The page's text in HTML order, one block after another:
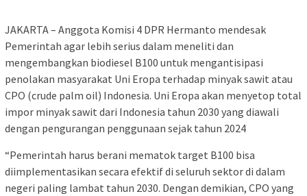
JAKARTA – Anggota Komisi 4 DPR Hermanto mendesak
Pemerintah agar lebih serius dalam meneliti dan
mengembangkan biodiesel B100 untuk mengantisipasi
penolakan masyarakat Uni Eropa terhadap minyak sawit atau
CPO (crude palm oil) Indonesia. Uni Eropa akan menyetop total
impor minyak sawit dari Indonesia tahun 2030 yang diawali
dengan pengurangan penggunaan sejak tahun 2024
“Pemerintah harus berani mematok target B100 bisa
diimplementasikan secara efektif di seluruh sektor di dalam
negeri paling lambat tahun 2030. Dengan demikian, CPO yang